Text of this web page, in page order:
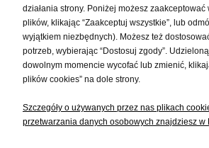
O NAS
działania strony. Poniżej możesz zaakceptować
plików, klikając “Zaakceptuj wszystkie”, lub
wyjątkiem niezbędnych). Możesz też
potrzeb, wybierając “Dostosuj zgody”.
dowolnym momencie wycofać lub zmienić,
plików cookies” na dole strony.
Szczegóły o używanych przez nas plikach
przetwarzania danych osobowych znajdziesz w